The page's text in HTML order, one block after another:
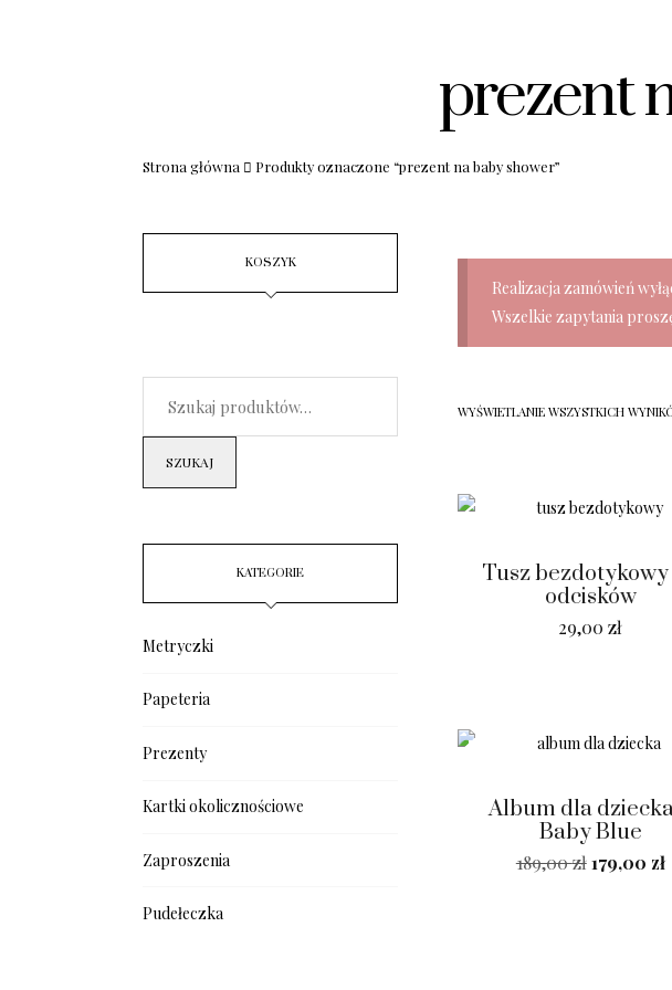
prezent
Strona główna Produkty oznaczone “prezent na baby shower”
Realizacja zamówień
Wszelkie zapytania
WYŚWIETLANIE WSZYSTKICH
Tusz bezdotykowy
odcisków
29,00zł
Album dla
Baby Blue
189,00zł 179,00 zł
KOSZYK
SZUKAJ
KATEGORIE
Metryczki
Papeteria
Prezenty
Kartki okolicznościowe
Zaproszenia
Pudełeczka